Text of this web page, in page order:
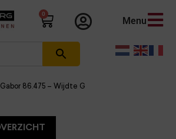
0
Menu
Gabor 86.475 – Wijdte G